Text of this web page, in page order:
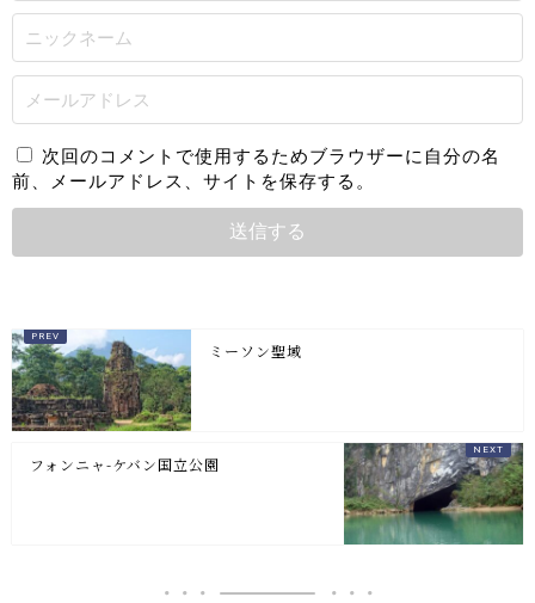
次回のコメントで使用するためブラウザーに自分の名
前、メールアドレス、サイトを保存する。
ミーソン聖域
フォンニャ-ケバン国立公園